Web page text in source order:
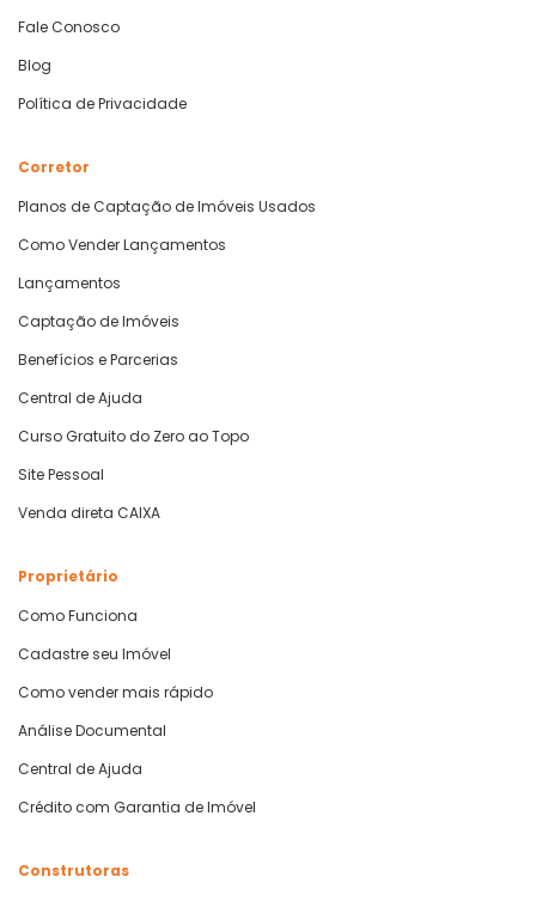
Fale Conosco
Blog
Política de Privacidade
Corretor
Planos de Captação de Imóveis Usados
Como Vender Lançamentos
Lançamentos
Captação de Imóveis
Benefícios e Parcerias
Central de Ajuda
Curso Gratuito do Zero ao Topo
Site Pessoal
Venda direta CAIXA
Proprietário
Como Funciona
Cadastre seu Imóvel
Como vender mais rápido
Análise Documental
Central de Ajuda
Crédito com Garantia de Imóvel
Construtoras